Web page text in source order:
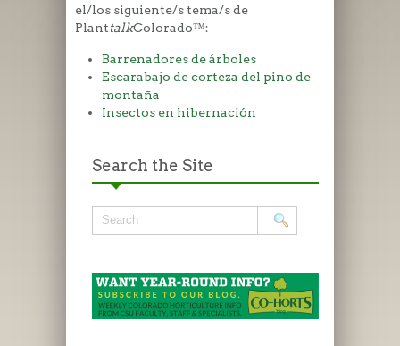
el/los siguiente/s tema/s de
PlanttalkColorado™:
Barrenadores de árboles
Escarabajo de corteza del pino de
montaña
Insectos en hibernación
Search the Site